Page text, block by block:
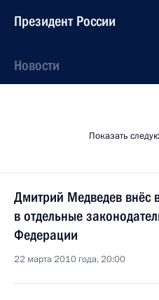
Президент России
Новости
Показать
Дмитрий Медведев внёс
в отдельные
Федерации
22 марта 2010 года, 20:00